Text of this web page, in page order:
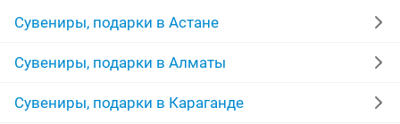
тойбастар шкатулка росписи
воск капсулы пряжа
для кошелька кредитные духи
Сувениры, подарки в Астане
Сувениры, подарки в Алматы
Сувениры, подарки в Караганде